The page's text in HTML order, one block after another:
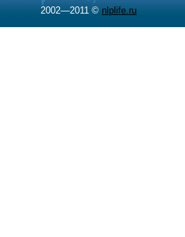
2002—2011 © nlplife.ru